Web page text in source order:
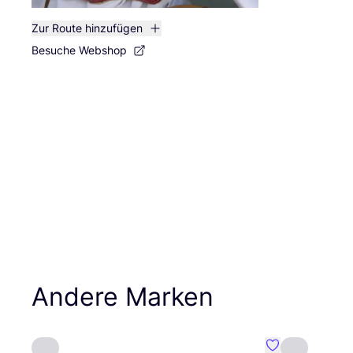
Zur Route hinzufügen
Besuche Webshop
Andere Marken